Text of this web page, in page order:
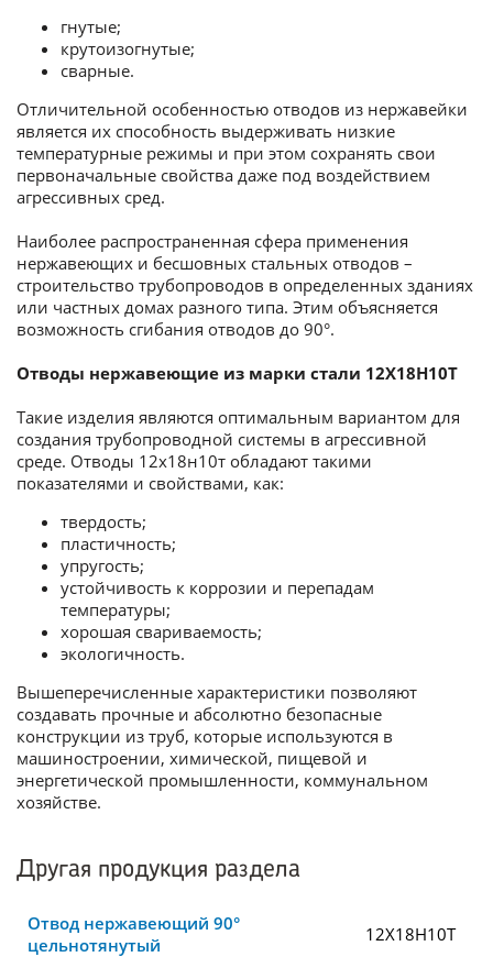
гнутые;
крутоизогнутые;
сварные.
Отличительной особенностью отводов из нержавейки
является их способность выдерживать низкие
температурные режимы и при этом сохранять свои
первоначальные свойства даже под воздействием
агрессивных сред.
Наиболее распространенная сфера применения
нержавеющих и бесшовных стальных отводов –
строительство трубопроводов в определенных зданиях
или частных домах разного типа. Этим объясняется
возможность сгибания отводов до 90°.
Отводы нержавеющие из марки стали 12Х18Н10Т
Такие изделия являются оптимальным вариантом для
создания трубопроводной системы в агрессивной
среде. Отводы 12х18н10т обладают такими
показателями и свойствами, как:
твердость;
пластичность;
упругость;
устойчивость к коррозии и перепадам
температуры;
хорошая свариваемость;
экологичность.
Вышеперечисленные характеристики позволяют
создавать прочные и абсолютно безопасные
конструкции из труб, которые используются в
машиностроении, химической, пищевой и
энергетической промышленности, коммунальном
хозяйстве.
Другая продукция раздела
Отвод нержавеющий 90°
цельнотянутый
12Х18Н10Т